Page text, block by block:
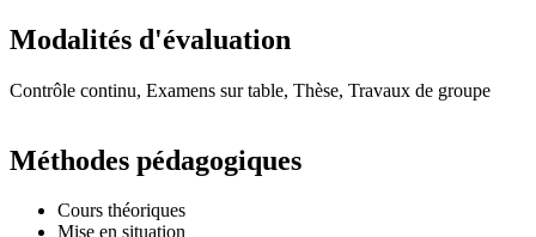
Modalités d'évaluation
Contrôle continu, Examens sur table, Thèse, Travaux de groupe
Méthodes pédagogiques
Cours théoriques
Mise en situation